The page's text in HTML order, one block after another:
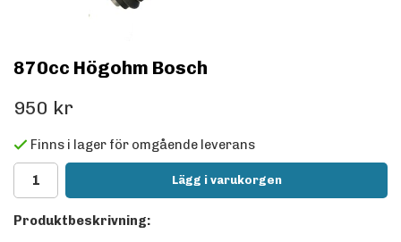
870cc Högohm Bosch
950 kr
Finns i lager för omgående leverans
Lägg i varukorgen
Produktbeskrivning: